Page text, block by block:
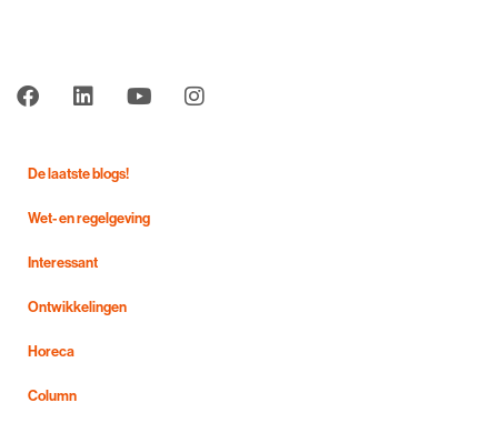
De laatste blogs!
Wet- en regelgeving
Interessant
Ontwikkelingen
Horeca
Column